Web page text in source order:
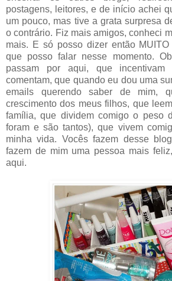
postagens, leitores, e de início achei
um pouco, mas tive a grata surpresa
o contrário. Fiz mais amigos, conheci
mais. E só posso dizer então
que posso falar nesse momento.
passam por aqui, que incentivam
comentam, que quando eu dou uma
emails querendo saber de mim,
crescimento dos meus filhos, que
família, que dividem comigo o peso
foram e são tantos), que vivem
minha vida. Vocês fazem desse
fazem de mim uma pessoa mais
aqui.